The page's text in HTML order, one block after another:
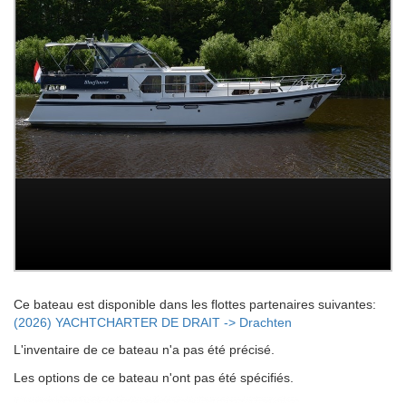
Ce bateau est disponible dans les flottes partenaires suivantes:
(2026) YACHTCHARTER DE DRAIT -> Drachten
L'inventaire de ce bateau n'a pas été précisé.
Les options de ce bateau n'ont pas été spécifiés.